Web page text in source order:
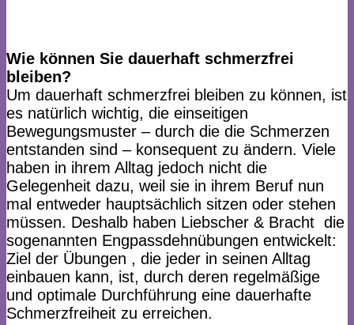
Wie können Sie dauerhaft schmerzfrei
bleiben?​ ​
Um dauerhaft schmerzfrei bleiben zu können, ist
es natürlich wichtig, die einseitigen
Bewegungsmuster – durch die die Schmerzen
entstanden sind – konsequent zu ändern. Viele
haben in ihrem Alltag jedoch nicht die
Gelegenheit dazu, weil sie in ihrem Beruf nun
mal entweder hauptsächlich sitzen oder stehen
müssen. Deshalb haben ​Liebscher & Bracht ​ die
sogenannten Engpassdehnübungen entwickelt:
Ziel der Übungen , die jeder in seinen Alltag
einbauen kann, ist, durch deren regelmäßige
und optimale Durchführung eine dauerhafte
Schmerzfreiheit zu erreichen.